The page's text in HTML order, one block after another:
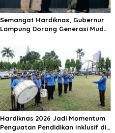
Semangat Hardiknas, Gubernur
Lampung Dorong Generasi Muda
Hardiknas 2026 Jadi Momentum
Penguatan Pendidikan Inklusif di